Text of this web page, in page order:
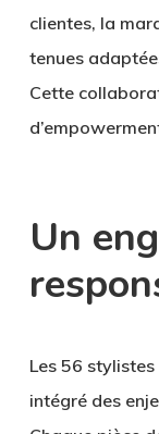
clientes, la
tenues
Cette
Un
Les 56
intégré des